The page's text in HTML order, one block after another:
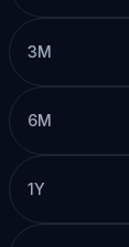
3M
6M
1Y